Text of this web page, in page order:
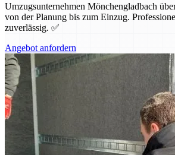
Umzugsunternehmen Mönchengladbach
von der Planung bis zum Einzug.
zuverlässig. ✅
Angebot anfordern